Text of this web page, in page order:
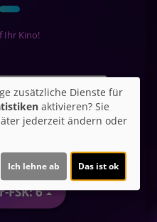
Ihr Kino!
Youtube (Trailer
externe Inhalte
6
zusätzliche Dienste für
aktivieren? Sie
jederzeit ändern oder
Ich lehne ab Das ist ok